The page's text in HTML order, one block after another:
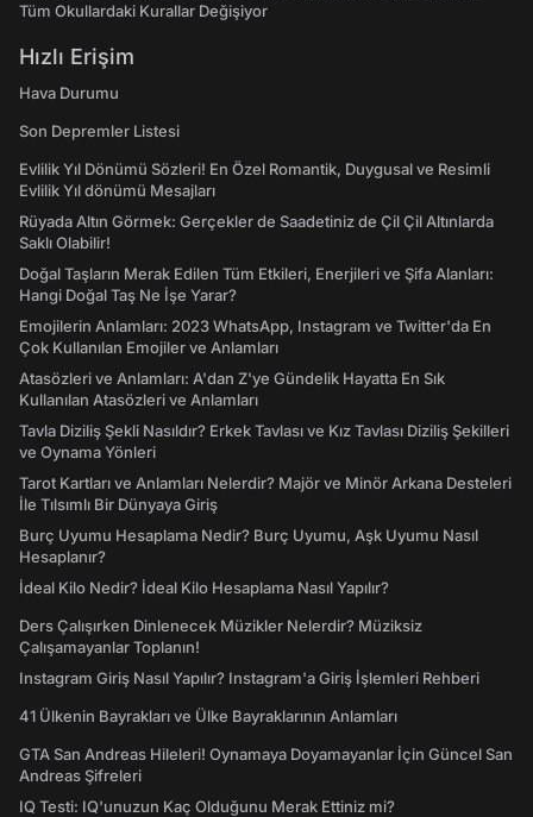
Tüm Okullardaki Kurallar Değişiyor
Hızlı Erişim
Hava Durumu
Son Depremler Listesi
Evlilik Yıl Dönümü Sözleri! En Özel Romantik, Duygusal ve Resimli
Evlilik Yıl dönümü Mesajları
Rüyada Altın Görmek: Gerçekler de Saadetiniz de Çil Çil Altınlarda
Saklı Olabilir!
Doğal Taşların Merak Edilen Tüm Etkileri, Enerjileri ve Şifa Alanları:
Hangi Doğal Taş Ne İşe Yarar?
Emojilerin Anlamları: 2023 WhatsApp, Instagram ve Twitter'da En
Çok Kullanılan Emojiler ve Anlamları
Atasözleri ve Anlamları: A'dan Z'ye Gündelik Hayatta En Sık
Kullanılan Atasözleri ve Anlamları
Tavla Diziliş Şekli Nasıldır? Erkek Tavlası ve Kız Tavlası Diziliş Şekilleri
ve Oynama Yönleri
Tarot Kartları ve Anlamları Nelerdir? Majör ve Minör Arkana Desteleri
İle Tılsımlı Bir Dünyaya Giriş
Burç Uyumu Hesaplama Nedir? Burç Uyumu, Aşk Uyumu Nasıl
Hesaplanır?
İdeal Kilo Nedir? İdeal Kilo Hesaplama Nasıl Yapılır?
Ders Çalışırken Dinlenecek Müzikler Nelerdir? Müziksiz
Çalışamayanlar Toplanın!
Instagram Giriş Nasıl Yapılır? Instagram'a Giriş İşlemleri Rehberi
41 Ülkenin Bayrakları ve Ülke Bayraklarının Anlamları
GTA San Andreas Hileleri! Oynamaya Doyamayanlar İçin Güncel San
Andreas Şifreleri
IQ Testi: IQ'unuzun Kaç Olduğunu Merak Ettiniz mi?